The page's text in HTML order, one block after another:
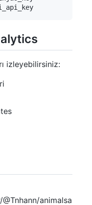
izleyebilirsiniz:
animalsa